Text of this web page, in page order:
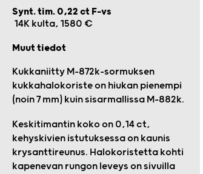
Synt. tim. 0,22 ct F-vs
14K kulta, 1580 €
Muut tiedot
Kukkaniitty M-872k-sormuksen
kukkahalokoriste on hiukan pienempi
(noin 7 mm) kuin sisarmallissa M-882k.
Keskitimantin koko on 0,14 ct,
kehyskivien istutuksessa on kaunis
krysanttireunus. Halokoristetta kohti
kapenevan rungon leveys on sivuilla